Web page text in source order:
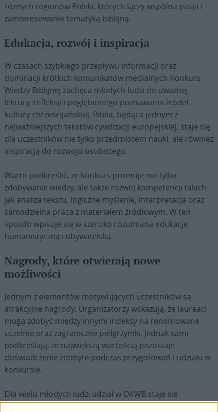
różnych regionów Polski, których łączy wspólna pasja i
zainteresowanie tematyką biblijną.
Edukacja, rozwój i inspiracja
W czasach szybkiego przepływu informacji oraz
dominacji krótkich komunikatów medialnych Konkurs
Wiedzy Biblijnej zachęca młodych ludzi do uważnej
lektury, refleksji i pogłębionego poznawania źródeł
kultury chrześcijańskiej. Biblia, będąca jednym z
najważniejszych tekstów cywilizacji europejskiej, staje się
dla uczestników nie tylko przedmiotem nauki, ale również
inspiracją do rozwoju osobistego.
Warto podkreślić, że konkurs promuje nie tylko
zdobywanie wiedzy, ale także rozwój kompetencji takich
jak analiza tekstu, logiczne myślenie, interpretacja oraz
samodzielna praca z materiałem źródłowym. W ten
sposób wpisuje się w szeroko rozumianą edukację
humanistyczną i obywatelską.
Nagrody, które otwierają nowe
możliwości
Jednym z elementów motywujących uczestników są
atrakcyjne nagrody. Organizatorzy wskazują, że laureaci
mogą zdobyć między innymi indeksy na renomowane
uczelnie oraz zagraniczne pielgrzymki. Jednak sami
podkreślają, że największą wartością pozostaje
doświadczenie zdobyte podczas przygotowań i udziału w
konkursie.
Dla wielu młodych ludzi udział w OKWB staje się
początkiem dalszych zainteresowań teologicznych,